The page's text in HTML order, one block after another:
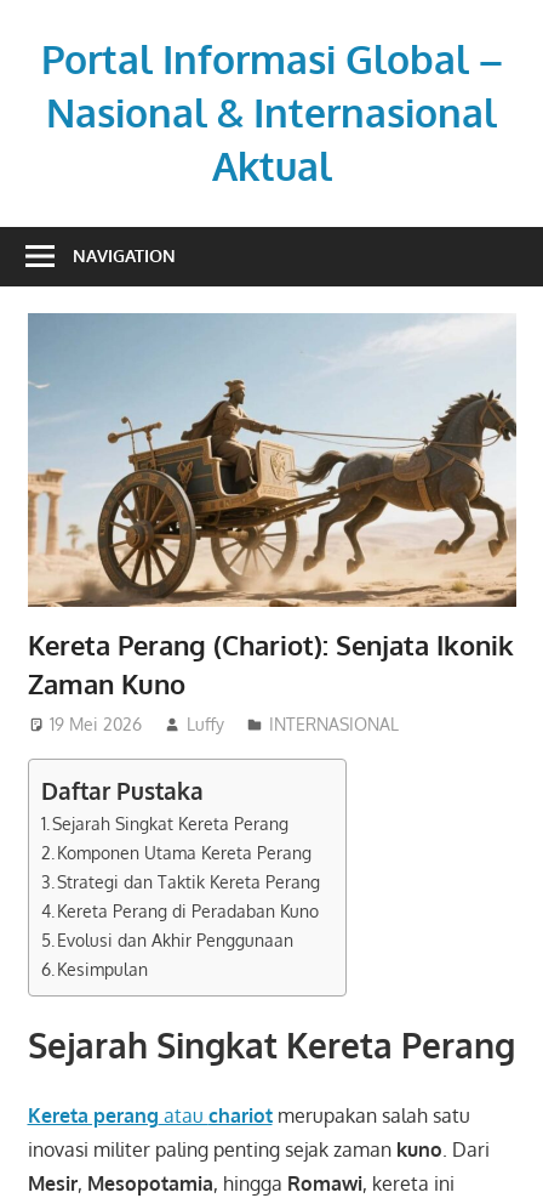
contentPortal Informasi Global –
Nasional & Internasional
Aktual
berita
untuk
NAVIGATION
Kereta Perang (Chariot): Senjata Ikonik
Zaman Kuno
19 Mei 2026 Luffy INTERNASIONAL
Daftar Pustaka
Sejarah Singkat Kereta Perang
Komponen Utama Kereta Perang
Strategi dan Taktik Kereta Perang
Kereta Perang di Peradaban Kuno
Evolusi dan Akhir Penggunaan
Kesimpulan
Sejarah Singkat Kereta Perang
Kereta perang atau chariotmerupakan salah satu
inovasi militer paling penting sejak zaman kuno. Dari
Mesir, Mesopotamia, hingga Romawi, kereta ini